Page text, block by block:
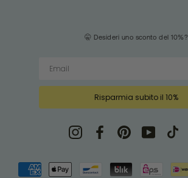
🤫 Desideri uno sconto del 10%?
Risparmia subito il 10%